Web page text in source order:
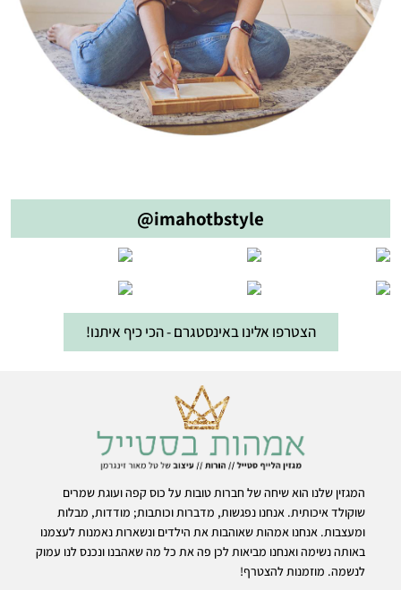
@imahotbstyle
הצטרפו אלינו באינסטגרם - הכי כיף איתנו!
המגזין שלנו הוא שיחה של חברות טובות על כוס קפה ועוגת שמרים
שוקולד איכותית. אנחנו נפגשות, מדברות וכותבות; מודדות, מבלות
ומעצבות. אנחנו אמהות שאוהבות את הילדים ונשארות נאמנות לעצמנו
באותה נשימה ואנחנו מביאות לכן פה את כל מה שאהבנו ונכנס לנו עמוק
לנשמה. מוזמנות להצטרף!